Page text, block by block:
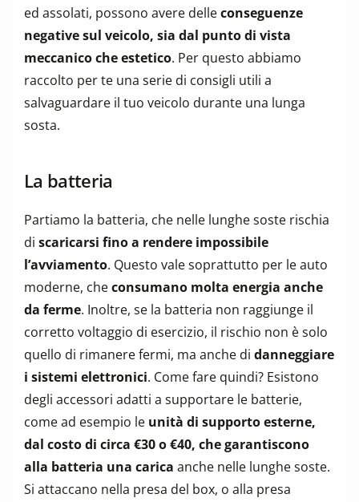
ed assolati, possono avere delleconseguenze
negative sul veicolo, sia dal punto di vista
meccanico che estetico. Per questo abbiamo
raccolto per te una serie di consigli utili a
salvaguardare il tuo veicolo durante una lunga
sosta.
La batteria
Partiamo la batteria, che nelle lunghe soste rischia
di scaricarsi fino a rendere impossibile
l’avviamento. Questo vale soprattutto per le auto
moderne, checonsumano molta energia anche
da ferme. Inoltre, se la batteria non raggiunge il
corretto voltaggio di esercizio, il rischio non è solo
quello di rimanere fermi, ma anche di danneggiare
i sistemi elettronici. Come fare quindi? Esistono
degli accessori adatti a supportare le batterie,
come ad esempio le unità di supporto esterne,
dal costo di circa €30 o €40, che garantiscono
alla batteria una carica anche nelle lunghe soste.
Si attaccano nella presa del box, o alla presa